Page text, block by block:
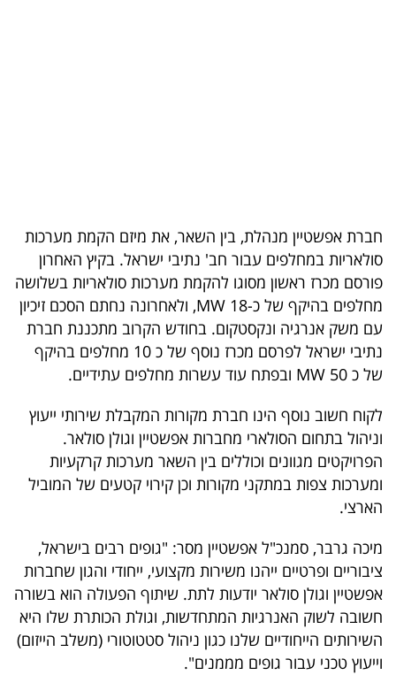
40
UNDER
40
שיתופי
דרושים
ניוזלטרים
מייל
אדום
חברת אפשטיין מנהלת, בין השאר, את מיזם הקמת מערכות
סולאריות במחלפים עבור חב' נתיבי ישראל. בקיץ האחרון
פורסם מכרז ראשון מסוגו להקמת מערכות סולאריות בשלושה
מחלפים בהיקף של כ-MW 18, ולאחרונה נחתם הסכם זיכיון
עם משק אנרגיה ונקסטקום. בחודש הקרוב מתכננת חברת
נתיבי ישראל לפרסם מכרז נוסף של כ 10 מחלפים בהיקף
של כ MW 50 ובפתח עוד עשרות מחלפים עתידיים.
לקוח חשוב נוסף הינו חברת מקורות המקבלת שירותי ייעוץ
וניהול בתחום הסולארי מחברות אפשטיין וגולן סולאר.
הפרויקטים מגוונים וכוללים בין השאר מערכות קרקעיות
ומערכות צפות במתקני מקורות וכן קירוי קטעים של המוביל
הארצי.
מיכה גרבר, סמנכ"ל אפשטיין מסר: "גופים רבים בישראל,
ציבוריים ופרטיים ייהנו משירות מקצועי, ייחודי והגון שחברות
אפשטיין וגולן סולאר יודעות לתת. שיתוף הפעולה הוא בשורה
חשובה לשוק האנרגיות המתחדשות, וגולת הכותרת שלו היא
השירותים הייחודיים שלנו כגון ניהול סטטוטורי (משלב הייזום)
וייעוץ טכני עבור גופים מממנים".